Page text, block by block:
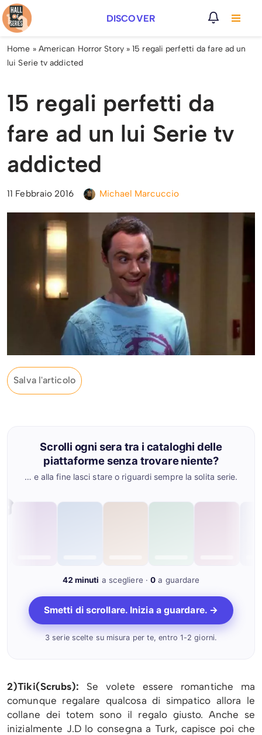
Vai
al
contenuto
DISCOVER
Home » American Horror Story»15 regali perfetti da fare ad un
lui Serie tv addicted
15 regali perfetti da
fare ad un lui Serie tv
addicted
11 Febbraio 2016 Michael Marcuccio
Salva l'articolo
Scrolli ogni sera tra i cataloghi delle
piattaforme senza trovare niente?
… e alla fine lasci stare o riguardi sempre la solita serie.
42 minuti a scegliere ·0 a guardare
Smetti di scrollare. Inizia a guardare. →
3 serie scelte su misura per te, entro 1-2 giorni.
2)Tiki(Scrubs): Se volete essere romantiche ma
comunque regalare qualcosa di simpatico allora le
collane dei totem sono il regalo giusto. Anche se
inizialmente J.D lo consegna a Turk, capisce poi che